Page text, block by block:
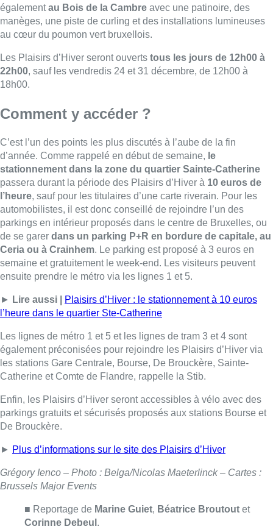
égalementau Bois de la Cambre avec une patinoire, des
manèges, une piste de curling et des installations lumineuses
au cœur du poumon vert bruxellois.
Les Plaisirs d’Hiver seront ouverts tous les jours de 12h00 à
22h00, sauf les vendredis 24 et 31 décembre, de 12h00 à
18h00.
Comment y accéder ?
C’est l’un des points les plus discutés à l’aube de la fin
d’année. Comme rappelé en début de semaine, le
stationnement dans la zone du quartier Sainte-Catherine
passera durant la période des Plaisirs d’Hiver à 10 euros de
l’heure, sauf pour les titulaires d’une carte riverain. Pour les
automobilistes, il est donc conseillé de rejoindre l’un des
parkings en intérieur proposés dans le centre de Bruxelles, ou
de se garer dans un parking P+R en bordure de capitale, au
Ceria ou à Crainhem. Le parking est proposé à 3 euros en
semaine et gratuitement le week-end. Les visiteurs peuvent
ensuite prendre le métro via les lignes 1 et 5.
► Lire aussi |
Plaisirs d’Hiver : le stationnement à 10 euros
l’heure dans le quartier Ste-Catherine
Les lignes de métro 1 et 5 et les lignes de tram 3 et 4 sont
également préconisées pour rejoindre les Plaisirs d’Hiver via
les stations Gare Centrale, Bourse, De Brouckère, Sainte-
Catherine et Comte de Flandre, rappelle la Stib.
Enfin, les Plaisirs d’Hiver seront accessibles à vélo avec des
parkings gratuits et sécurisés proposés aux stations Bourse et
De Brouckère.
► Plus d’informations sur le site des Plaisirs d’Hiver
Grégory Ienco – Photo : Belga/Nicolas Maeterlinck – Cartes :
Brussels Major Events
■ Reportage de Marine Guiet, Béatrice Broutout et
Corinne Debeul .